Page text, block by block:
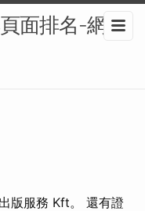
面排名-網路
版服務 Kft。 還有證